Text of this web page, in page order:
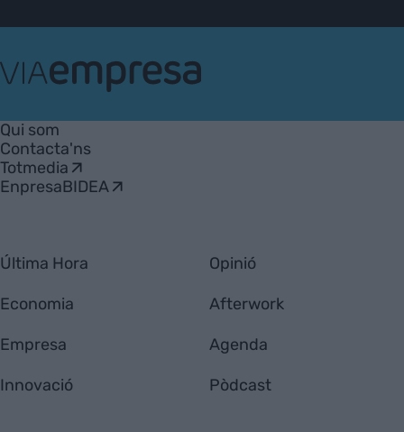
Empresa
Qui som
Contacta'ns
Totmedia
EnpresaBIDEA
Última Hora
Economia
Empresa
Innovació
Opinió
Afterwork
Agenda
Pòdcast